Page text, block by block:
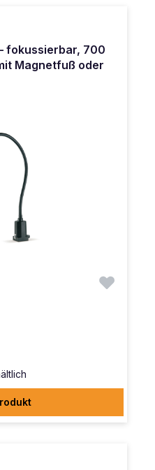
fokussierbar, 700
Magnetfuß oder